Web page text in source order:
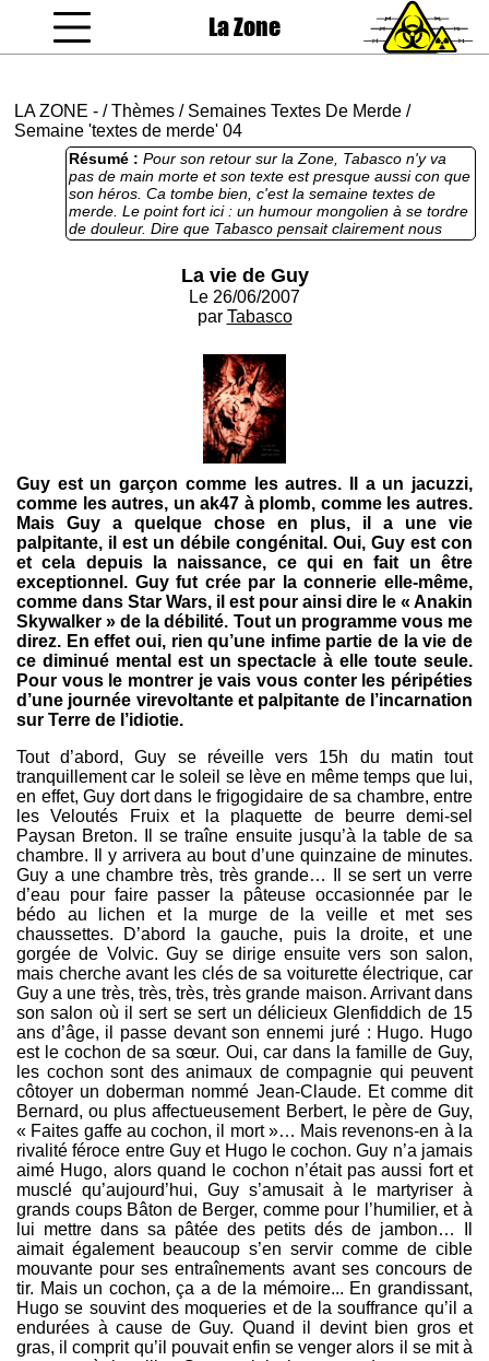
La Zone
LA ZONE - /Thèmes / Semaines Textes De Merde /
Semaine 'textes de merde' 04
Résumé : Pour son retour sur la Zone, Tabasco n'y va
pas de main morte et son texte est presque aussi con que
son héros. Ca tombe bien, c'est la semaine textes de
merde. Le point fort ici : un humour mongolien à se tordre
de douleur. Dire que Tabasco pensait clairement nous
amuser avec cette chose. C'est court mais ça réussit à
La vie de Guy
Le 26/06/2007
par Tabasco
Guy est un garçon comme les autres. Il a un jacuzzi,
comme les autres, un ak47 à plomb, comme les autres.
Mais Guy a quelque chose en plus, il a une vie
palpitante, il est un débile congénital. Oui, Guy est con
et cela depuis la naissance, ce qui en fait un être
exceptionnel. Guy fut crée par la connerie elle-même,
comme dans Star Wars, il est pour ainsi dire le « Anakin
Skywalker » de la débilité. Tout un programme vous me
direz. En effet oui, rien qu’une infime partie de la vie de
ce diminué mental est un spectacle à elle toute seule.
Pour vous le montrer je vais vous conter les péripéties
d’une journée virevoltante et palpitante de l’incarnation
sur Terre de l’idiotie.
Tout d’abord, Guy se réveille vers 15h du matin tout
tranquillement car le soleil se lève en même temps que lui,
en effet, Guy dort dans le frigogidaire de sa chambre, entre
les Veloutés Fruix et la plaquette de beurre demi-sel
Paysan Breton. Il se traîne ensuite jusqu’à la table de sa
chambre. Il y arrivera au bout d’une quinzaine de minutes.
Guy a une chambre très, très grande… Il se sert un verre
d’eau pour faire passer la pâteuse occasionnée par le
bédo au lichen et la murge de la veille et met ses
chaussettes. D’abord la gauche, puis la droite, et une
gorgée de Volvic. Guy se dirige ensuite vers son salon,
mais cherche avant les clés de sa voiturette électrique, car
Guy a une très, très, très, très grande maison. Arrivant dans
son salon où il sert se sert un délicieux Glenfiddich de 15
ans d’âge, il passe devant son ennemi juré : Hugo. Hugo
est le cochon de sa sœur. Oui, car dans la famille de Guy,
les cochon sont des animaux de compagnie qui peuvent
côtoyer un doberman nommé Jean-Claude. Et comme dit
Bernard, ou plus affectueusement Berbert, le père de Guy,
« Faites gaffe au cochon, il mort »… Mais revenons-en à la
rivalité féroce entre Guy et Hugo le cochon. Guy n’a jamais
aimé Hugo, alors quand le cochon n’était pas aussi fort et
musclé qu’aujourd’hui, Guy s’amusait à le martyriser à
grands coups Bâton de Berger, comme pour l’humilier, et à
lui mettre dans sa pâtée des petits dés de jambon… Il
aimait également beaucoup s’en servir comme de cible
mouvante pour ses entraînements avant ses concours de
tir. Mais un cochon, ça a de la mémoire... En grandissant,
Hugo se souvint des moqueries et de la souffrance qu’il a
endurées à cause de Guy. Quand il devint bien gros et
gras, il comprit qu’il pouvait enfin se venger alors il se mit à